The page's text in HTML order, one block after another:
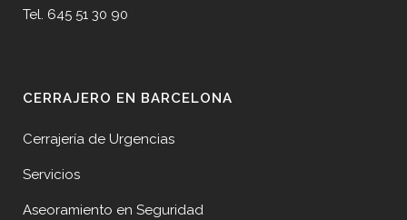
Tel. 645 51 30 90
CERRAJERO EN BARCELONA
Cerrajería de Urgencias
Servicios
Aseoramiento en Seguridad